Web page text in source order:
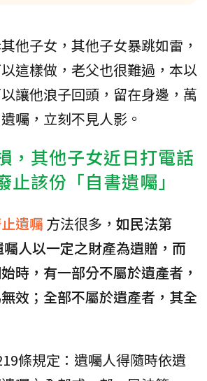
他子女，其他子女暴跳如雷，
這樣做，老父也很難過，本以
讓他浪子回頭，留在身邊，萬
囑，立刻不見人影。
，其他子女近日打電話
止該份「自書遺囑」
遺囑 方法很多， 如民法第
人以一定之財產為遺贈，而
時，有一部分不屬於遺產者，
效；全部不屬於遺產者，其全
條規定：遺囑人得隨時依遺